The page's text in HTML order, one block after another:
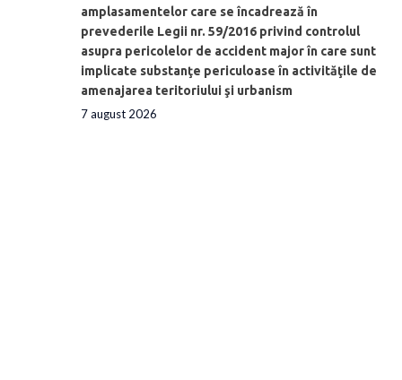
amplasamentelor care se încadrează în
prevederile Legii nr. 59/2016 privind controlul
asupra pericolelor de accident major în care sunt
implicate substanţe periculoase în activităţile de
amenajarea teritoriului şi urbanism
7 august 2026